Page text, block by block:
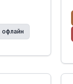
офлайн